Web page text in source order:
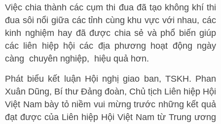
Việc chia thành các cụm thi đua đã tạo không khí thi
đua sôi nổi giữa các tỉnh cùng khu vực với nhau, các
kinh nghiệm hay đã được chia sẻ và phổ biến giúp
các liên hiệp hội các địa phương hoạt động ngày
càng chuyên nghiệp, hiệu quả hơn.
Phát biểu kết luận Hội nghị giao ban, TSKH. Phan
Xuân Dũng, Bí thư Đảng đoàn, Chủ tịch Liên hiệp Hội
Việt Nam bày tỏ niềm vui mừng trước những kết quả
đạt được của Liên hiệp Hội Việt Nam từ Trung ương